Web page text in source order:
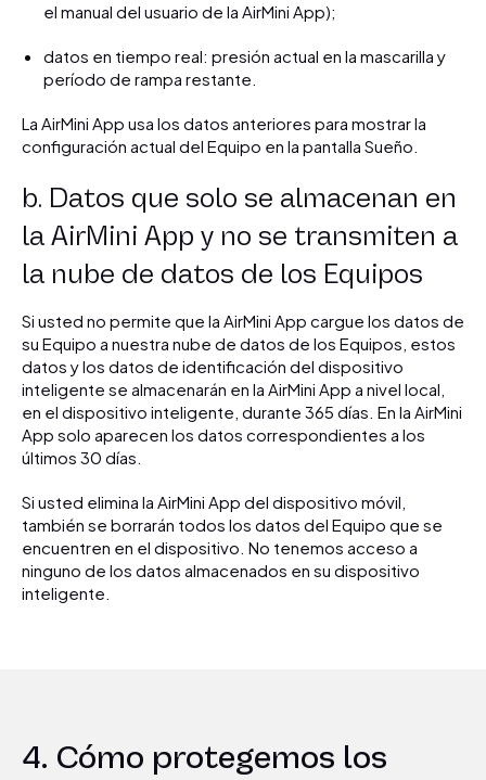
el manual del usuario de la AirMini App);
datos en tiempo real: presión actual en la mascarilla y
período de rampa restante.
La AirMini App usa los datos anteriores para mostrar la
configuración actual del Equipo en la pantalla Sueño.
b. Datos que solo se almacenan en
la AirMini App y no se transmiten a
la nube de datos de los Equipos
Si usted no permite que la AirMini App cargue los datos de
su Equipo a nuestra nube de datos de los Equipos, estos
datos y los datos de identificación del dispositivo
inteligente se almacenarán en la AirMini App a nivel local,
en el dispositivo inteligente, durante 365 días. En la AirMini
App solo aparecen los datos correspondientes a los
últimos 30 días.
Si usted elimina la AirMini App del dispositivo móvil,
también se borrarán todos los datos del Equipo que se
encuentren en el dispositivo. No tenemos acceso a
ninguno de los datos almacenados en su dispositivo
inteligente.
4. Cómo protegemos los